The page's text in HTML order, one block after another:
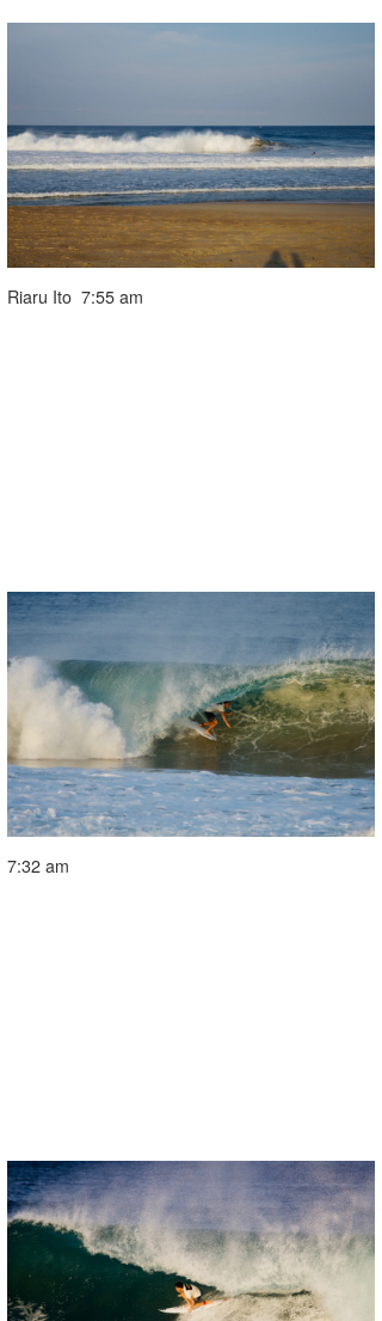
Riaru Ito 7:55 am
7:32 am